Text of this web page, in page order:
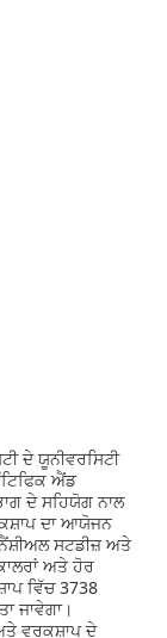
ਦੇ ਯੂਨੀਵਰਸਿਟੀ
ਐਂਡ
ਦੇ ਸਹਿਯੋਗ ਨਾਲ
ਦਾ ਆਯੋਜਨ
ਸਟਡੀਜ਼ ਅਤੇ
ਅਤੇ ਹੋਰ
ਵਿੱਚ 3738
ਜਾਵੇਗਾ।
ਵਰਕਸ਼ਾਪ ਦੇ